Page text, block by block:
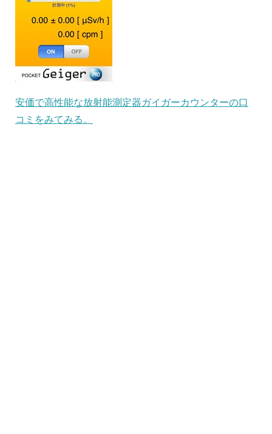
安価で高性能な放射能測定器ガイガーカウンターの口
コミをみてみる。